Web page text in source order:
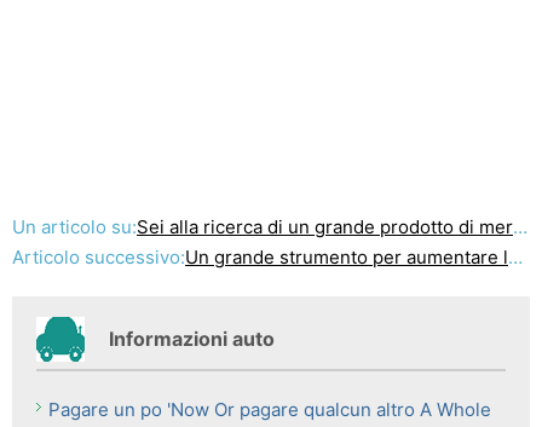
Un articolo su:Sei alla ricerca di un grande prodotto di mercato? Heres dove cominciare!
Articolo successivo:Un grande strumento per aumentare la vostra produttività personale
Informazioni auto
Pagare un po 'Now Or pagare qualcun altro A Whole